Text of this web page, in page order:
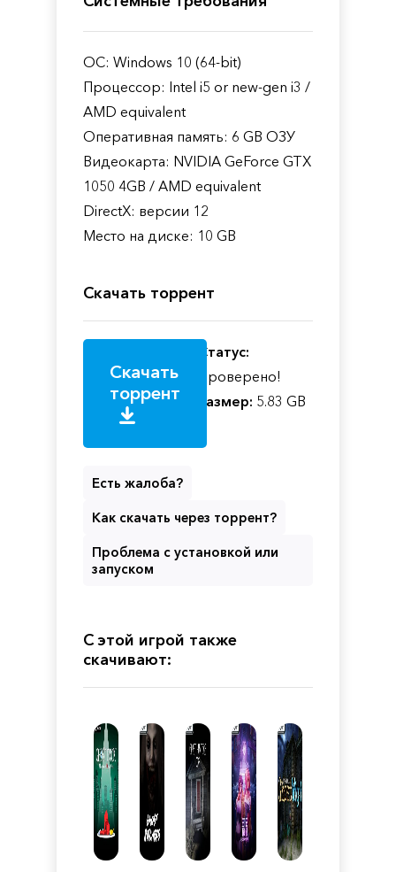
ОС: Windows 10 (64-bit)
Процессор: Intel i5 or new-gen i3 /
AMD equivalent
Оперативная память: 6 GB ОЗУ
Видеокарта: NVIDIA GeForce GTX
1050 4GB / AMD equivalent
DirectX: версии 12
Место на диске: 10 GB
Скачать торрент
Скачать
торрент
Статус:
Проверено!
Размер: 5.83 GB
Есть жалоба?
Как скачать через торрент?
Проблема с установкой или
запуском
С этой игрой также
скачивают: